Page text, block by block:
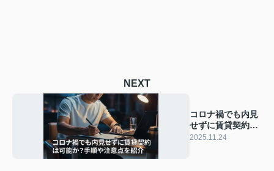
NEXT
コロナ禍でも内見
せずに賃貸契約は
可能か？手順や注
2025.11.24